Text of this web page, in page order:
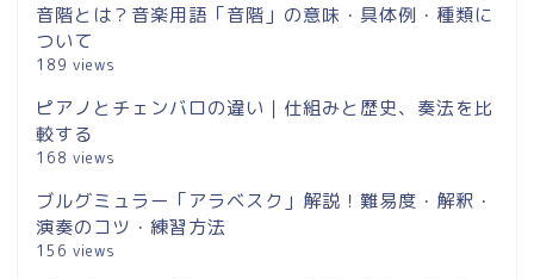
音階とは？音楽用語「音階」の意味・具体例・種類に
ついて
189 views
ピアノとチェンバロの違い｜仕組みと歴史、奏法を比
較する
168 views
ブルグミュラー「アラベスク」解説！難易度・解釈・
演奏のコツ・練習方法
156 views